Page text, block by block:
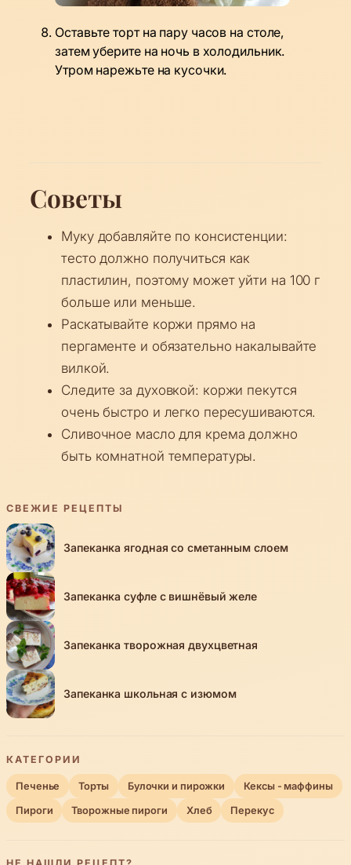
Оставьте торт на пару часов на столе,
затем уберите на ночь в холодильник.
Утром нарежьте на кусочки.
Советы
Муку добавляйте по консистенции:
тесто должно получиться как
пластилин, поэтому может уйти на 100 г
больше или меньше.
Раскатывайте коржи прямо на
пергаменте и обязательно накалывайте
вилкой.
Следите за духовкой: коржи пекутся
очень быстро и легко пересушиваются.
Сливочное масло для крема должно
быть комнатной температуры.
СВЕЖИЕ РЕЦЕПТЫ
Запеканка ягодная со сметанным слоем
Запеканка суфле с вишнёвый желе
Запеканка творожная двухцветная
Запеканка школьная с изюмом
КАТЕГОРИИ
Печенье Торты Булочки и пирожки Кексы - маффины
Пироги Творожные пироги Хлеб Перекус